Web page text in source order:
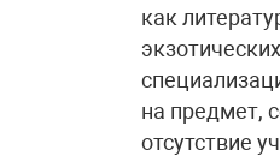
как
на предмет,
отсутствие